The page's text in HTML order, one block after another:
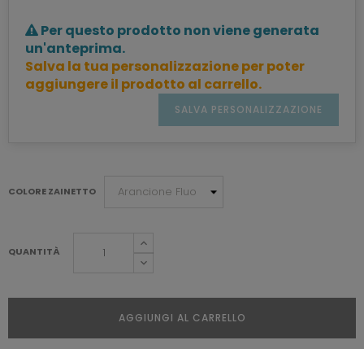
Per questo prodotto non viene generata
un'anteprima.
Salva la tua personalizzazione per poter
aggiungere il prodotto al carrello.
SALVA PERSONALIZZAZIONE
COLORE ZAINETTO
QUANTITÀ
AGGIUNGI AL CARRELLO